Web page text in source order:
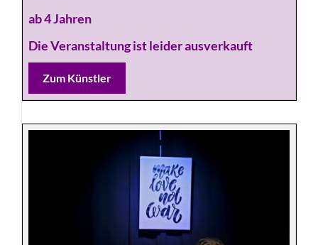
ab 4 Jahren
Die Veranstaltung ist leider ausverkauft
Zum Künstler